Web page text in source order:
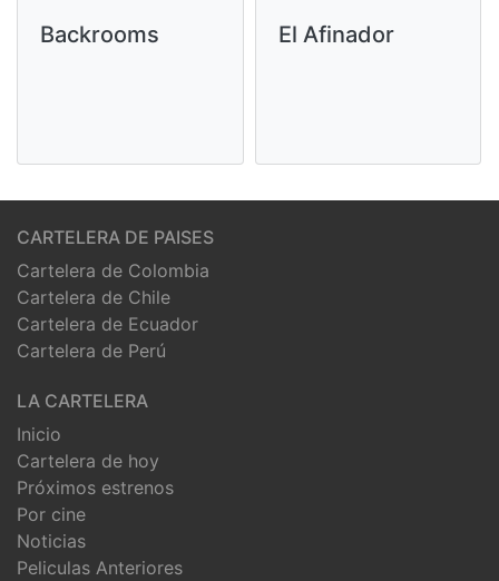
Backrooms El Afinador
CARTELERA DE PAISES
Cartelera de Colombia
Cartelera de Chile
Cartelera de Ecuador
Cartelera de Perú
LA CARTELERA
Inicio
Cartelera de hoy
Próximos estrenos
Por cine
Noticias
Peliculas Anteriores